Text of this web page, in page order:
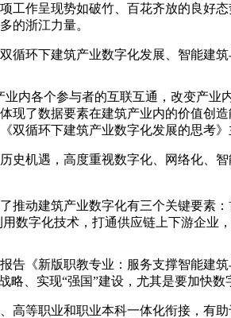
工作呈现势如破竹、百花齐放的良好
的浙江力量。
环下建筑产业数字化发展、智能建筑
各个参与者的互联互通，改变产业
现了数据要素在建筑产业内的价值创
双循环下建筑产业数字化发展的思考》
机遇，高度重视数字化、网络化、
动建筑产业数字化有三个关键要素
数字化技术，打通供应链上下游企业
《新版职教专业：服务支撑智能建筑
略、实现“强国”建设，尤其是要加快
等职业和职业本科一体化衔接，有助